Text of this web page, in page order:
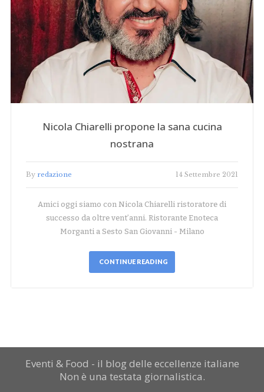
Nicola Chiarelli propone la sana cucina
nostrana
By redazione 14 Settembre 2021
Amici oggi siamo con Nicola Chiarelli ristoratore di
successo da oltre vent’anni. Ristorante Enoteca
Morganti a Sesto San Giovanni - Milano
CONTINUE READING
Eventi & Food - il blog delle eccellenze italiane
Non è una testata giornalistica.